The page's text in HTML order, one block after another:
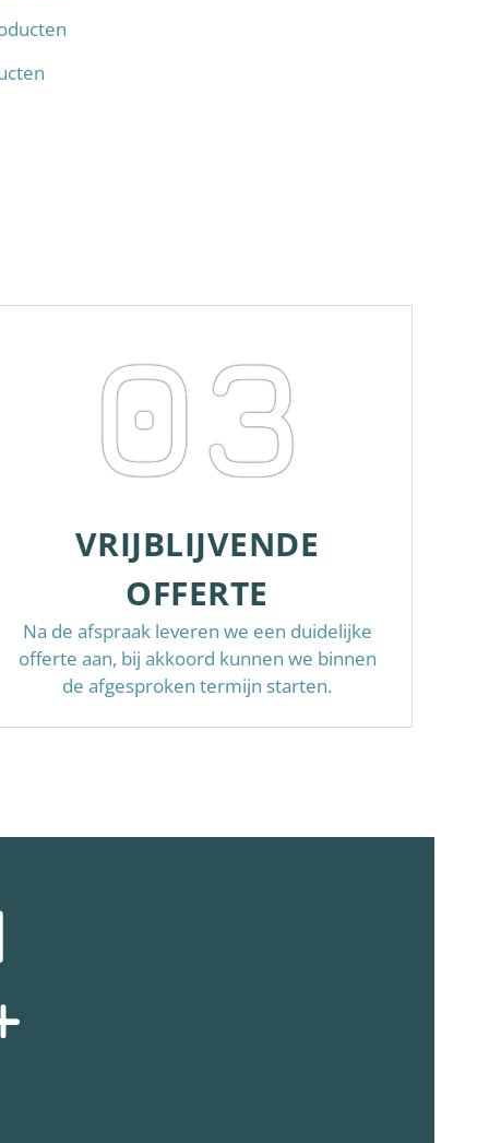
03
VRIJBLIJVENDE
OFFERTE
Na de afspraak leveren we een duidelijke
offerte aan, bij akkoord kunnen we binnen
de afgesproken termijn starten.